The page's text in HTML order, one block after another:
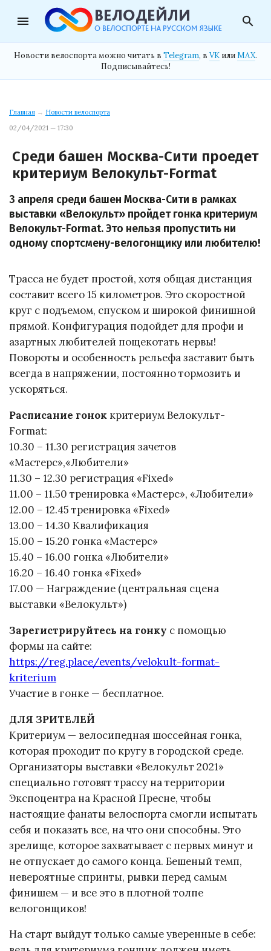
menu search
Новости велоспорта можно читать в Telegram, в VK илиMAX.
Подписывайтесь!
Главная → Новости велоспорта
02/04/2021 — 17:30
Среди башен Москва-Сити проедет
критериум Велокульт-Format
3 апреля среди башен Москва-Сити в рамках
выставки «Велокульт» пройдет гонка критериум
Велокульт-Format. Это нельзя пропустить ни
одному спортсмену-велогонщику или любителю!
Трасса не будет простой, хотя общая дистанция
составит всего 15 километров. Это скоростной
круг с подъемом, спуском и широкой финишной
прямой. Конфигурация подойдет для профи и
азартных любителей пощекотать нервы!
Повороты и особенность рельефа заставит быть
всегда в напряжении, постоянно тормозить и
ускоряться.
Расписание гонок критериум Велокульт-
Format:
10.30 – 11.30 регистрация зачетов
«Мастерс»,«Любители»
11.30 – 12.30 регистрация «Fixed»
11.00 – 11.50 тренировка «Мастерс», «Любители»
12.00 – 12.45 тренировка «Fixed»
13.00 – 14.30 Квалификация
15.00 – 15.20 гонка «Мастерс»
15.40 – 16.00 гонка «Любители»
16.20 – 16.40 гонка «Fixed»
17.00 — Награждение (центральная сцена
выставки «Велокульт»)
Зарегистрируйтесь на гонку с помощью
формы на сайте:
https://reg.place/events/velokult-format-
kriterium
Участие в гонке — бесплатное.
ДЛЯ ЗРИТЕЛЕЙ
Критериум — велосипедная шоссейная гонка,
которая проходит по кругу в городской среде.
Организаторы выставки «Велокульт 2021»
специально готовят трассу на территории
Экспоцентра на Красной Пресне, чтобы
настоящие фанаты велоспорта смогли испытать
себя и показать все, на что они способны. Это
зрелище, которое захватывает с первых минут и
не отпускает до самого конца. Бешеный темп,
невероятные спринты, рывки перед самым
финишем — и все это в плотной толпе
велогонщиков!
На старт выйдут только самые уверенные в себе: